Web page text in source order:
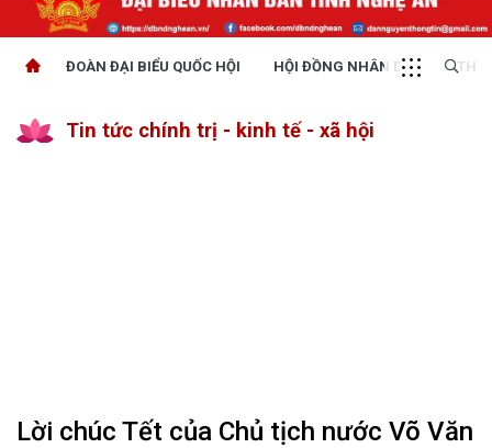
ĐOÀN ĐẠI BIỂU QUỐC HỘI HỘI ĐỒNG NHÂN DÂN
Tin tức chính trị - kinh tế - xã hội
Lời chúc Tết của Chủ tịch nước Võ Văn